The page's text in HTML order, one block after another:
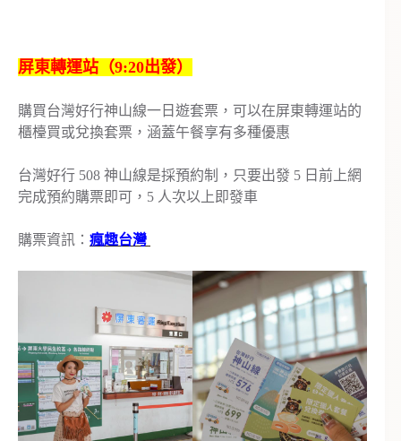
屏東轉運站（9:20出發）
購買台灣好行神山線一日遊套票，可以在屏東轉運站的
櫃檯買或兌換套票，涵蓋午餐享有多種優惠
台灣好行 508 神山線是採預約制，只要出發 5 日前上網
完成預約購票即可，5 人次以上即發車
購票資訊： 瘋趣台灣